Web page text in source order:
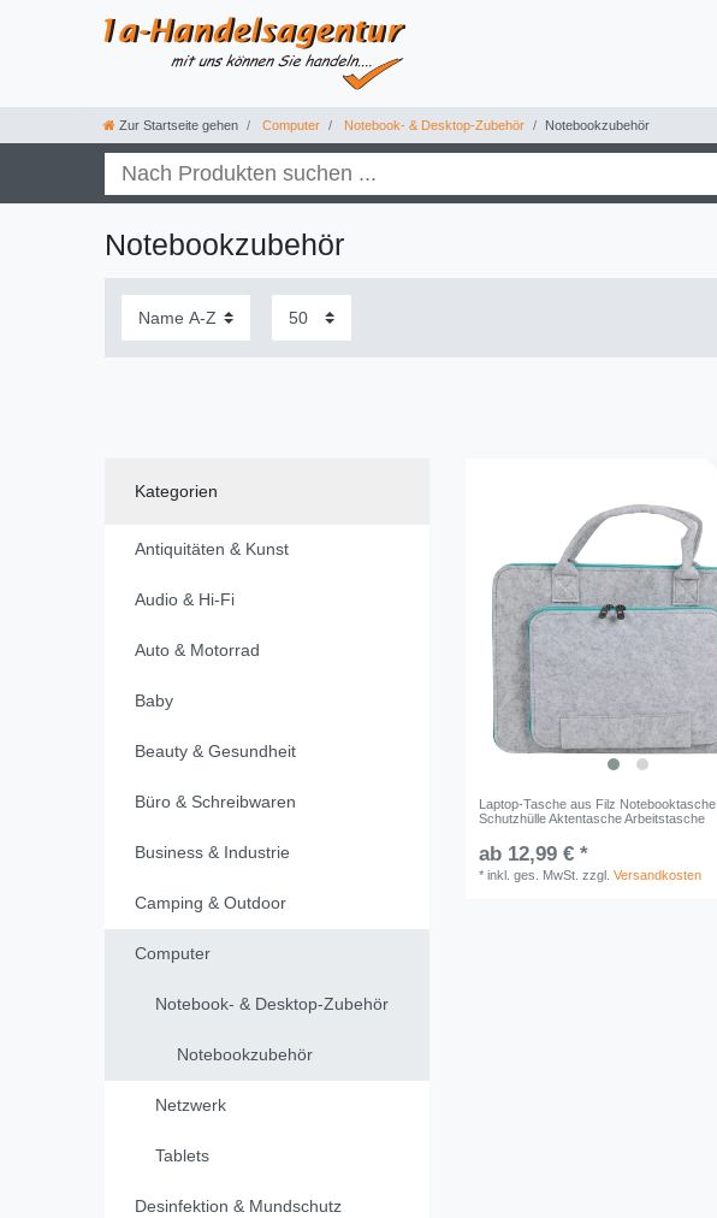
Zur Startseite gehen Computer Notebook- & Desktop-Zubehör Notebookzubehör
Notebookzubehör
Kategorien
Antiquitäten & Kunst
Audio & Hi-Fi
Auto & Motorrad
Baby
Beauty & Gesundheit
Büro & Schreibwaren
Business & Industrie
Camping & Outdoor
Computer
Notebook- & Desktop-Zubehör
Notebookzubehör
Netzwerk
Tablets
Desinfektion & Mundschutz
Laptop-Tasche aus Filz Notebooktasche
Schutzhülle Aktentasche Arbeitstasche
ab 12,99 € *
*inkl. ges. MwSt. zzgl.Versandkosten